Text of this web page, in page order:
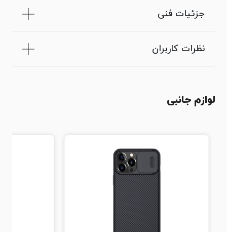
جزئیات فنی
نظرات کاربران
لوازم جانبی